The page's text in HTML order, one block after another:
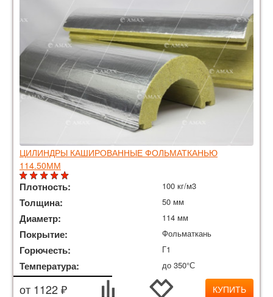
ЦИЛИНДРЫ КАШИРОВАННЫЕ ФОЛЬМАТКАНЬЮ
114.50ММ
Плотность: 100 кг/м3
Толщина: 50 мм
Диаметр: 114 мм
Покрытие: Фольматкань
Горючесть: Г1
Температура: до 350°С
от 1122 ₽ КУПИТЬ